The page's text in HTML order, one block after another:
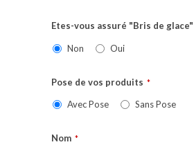
Etes-vous assuré "Bris de glace"
Non Oui
Pose de vos produits *
Avec Pose Sans Pose
Nom *